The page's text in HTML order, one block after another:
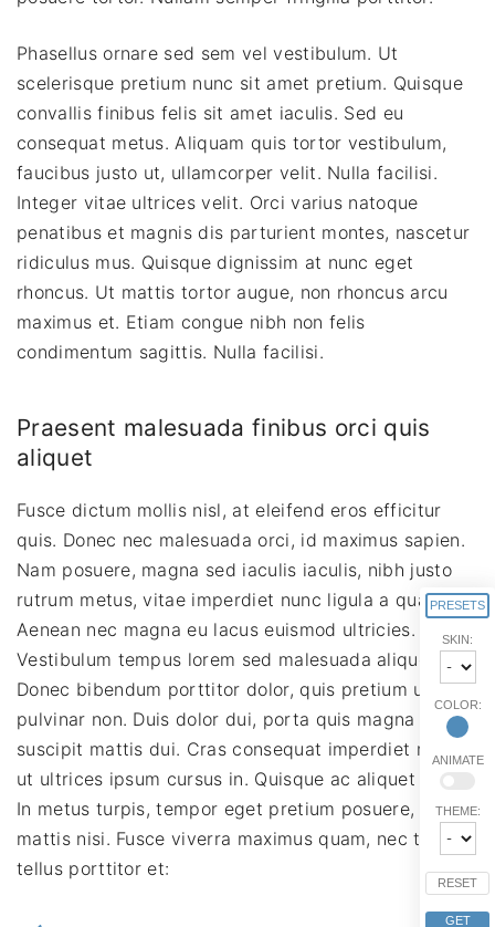
Phasellus ornare sed sem vel vestibulum. Ut
scelerisque pretium nunc sit amet pretium. Quisque
convallis finibus felis sit amet iaculis. Sed eu
consequat metus. Aliquam quis tortor vestibulum,
faucibus justo ut, ullamcorper velit. Nulla facilisi.
Integer vitae ultrices velit. Orci varius natoque
penatibus et magnis dis parturient montes, nascetur
ridiculus mus. Quisque dignissim at nunc eget
rhoncus. Ut mattis tortor augue, non rhoncus arcu
maximus et. Etiam congue nibh non felis
condimentum sagittis. Nulla facilisi.
Praesent malesuada finibus orci quis
aliquet
Fusce dictum mollis nisl, at eleifend eros efficitur
quis. Donec nec malesuada orci, id maximus sapien.
Nam posuere, magna sed iaculis iaculis, nibh justo
rutrum metus, vitae imperdiet nunc ligula a quam.
Aenean nec magna eu lacus euismod ultricies.
Vestibulum tempus lorem sed malesuada aliquet.
Donec bibendum porttitor dolor, quis pretium urna
pulvinar non. Duis dolor dui, porta quis magna quis,
suscipit mattis dui. Cras consequat imperdiet metus,
ut ultrices ipsum cursus in. Quisque ac aliquet odio.
In metus turpis, tempor eget pretium posuere, lacinia
mattis nisi. Fusce viverra maximus quam, nec tempor
tellus porttitor et:
PRESETS
SKIN:
COLOR:
ANIMATE
THEME:
RESET
GET